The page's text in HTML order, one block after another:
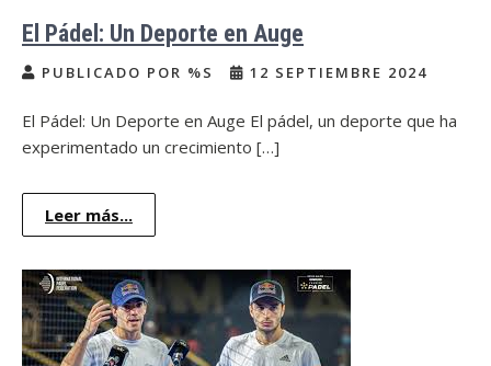
El Pádel: Un Deporte en Auge
PUBLICADO POR %S 12 SEPTIEMBRE 2024
El Pádel: Un Deporte en Auge El pádel, un deporte que ha
experimentado un crecimiento […]
Leer más...